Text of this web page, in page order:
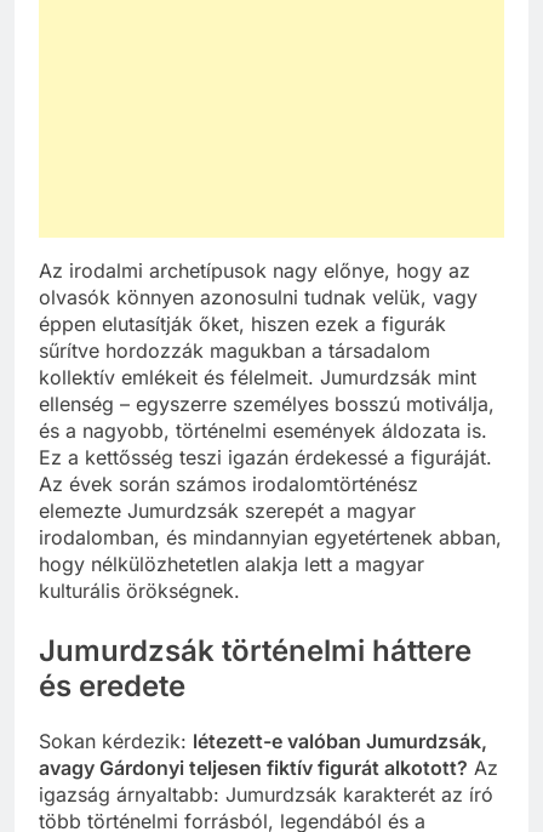
Az irodalmi archetípusok nagy előnye, hogy az
olvasók könnyen azonosulni tudnak velük, vagy
éppen elutasítják őket, hiszen ezek a figurák
sűrítve hordozzák magukban a társadalom
kollektív emlékeit és félelmeit. Jumurdzsák mint
ellenség – egyszerre személyes bosszú motiválja,
és a nagyobb, történelmi események áldozata is.
Ez a kettősség teszi igazán érdekessé a figuráját.
Az évek során számos irodalomtörténész
elemezte Jumurdzsák szerepét a magyar
irodalomban, és mindannyian egyetértenek abban,
hogy nélkülözhetetlen alakja lett a magyar
kulturális örökségnek.
Jumurdzsák történelmi háttere
és eredete
Sokan kérdezik: létezett-e valóban Jumurdzsák,
avagy Gárdonyi teljesen fiktív figurát alkotott? Az
igazság árnyaltabb: Jumurdzsák karakterét az író
több történelmi forrásból, legendából és a